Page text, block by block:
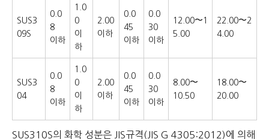
SUS3
09S
0.0
8
이하
1.0
0
이
하
2.00
이하
0.0
45
이하
0.0
30
이하
12.00〜1
5.00
22.00〜2
4.00
SUS3
04
0.0
8
이하
1.0
0
이
하
2.00
이하
0.0
45
이하
0.0
30
이하
8.00〜
10.50
18.00〜
20.00
SUS310S의 화학 성분은 JIS규격(JIS G 4305:2012)에 의해